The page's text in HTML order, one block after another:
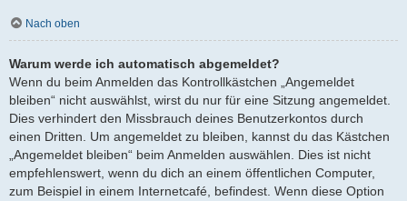
Nach oben
Warum werde ich automatisch abgemeldet?
Wenn du beim Anmelden das Kontrollkästchen „Angemeldet
bleiben“ nicht auswählst, wirst du nur für eine Sitzung angemeldet.
Dies verhindert den Missbrauch deines Benutzerkontos durch
einen Dritten. Um angemeldet zu bleiben, kannst du das Kästchen
„Angemeldet bleiben“ beim Anmelden auswählen. Dies ist nicht
empfehlenswert, wenn du dich an einem öffentlichen Computer,
zum Beispiel in einem Internetcafé, befindest. Wenn diese Option